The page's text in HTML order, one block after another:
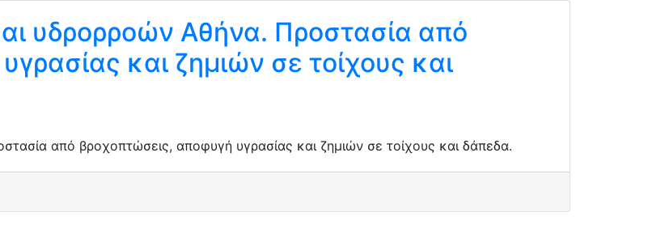
υδρορροών Αθήνα. Προστασία από
και ζημιών σε τοίχους και
από βροχοπτώσεις, αποφυγή υγρασίας και ζημιών σε τοίχους και δάπεδα.